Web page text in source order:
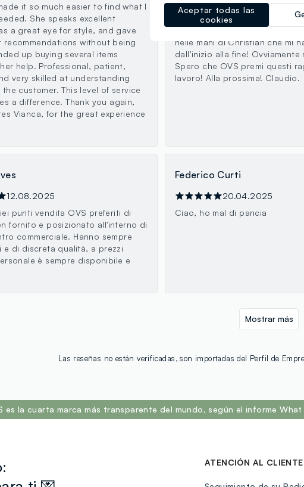
it so much easier to find what I
She speaks excellent
a great eye for style, and gave
recommendations without being
up buying several items
help. Professional, patient,
very skilled at understanding
customer. This level of service
a difference. Thank you again,
Vianca, for the great experience
riferisco a Bianca e a
fatto sentire a mio agio e
giusta soluzione per me!
nelle mani di Christian che mi
dall’inizio alla fine! Ovviamente
Spero che OVS premi questi
lavoro! Alla prossima! Claudio.
12.08.2025
punti vendita OVS preferiti di
fornito e posizionato all'interno di
commerciale. Hanno sempre
e di discreta qualità, a prezzi
è sempre disponibile e
Federico Curti
20.04.2025
Ciao, ho mal di pancia
Las reseñas no están verificadas, son importadas del Perfil de
Mostrar más
es la cuarta marca más transparente del mundo, según el informe
ATENCIÓN AL CLIENTE
Aceptar todas las
cookies